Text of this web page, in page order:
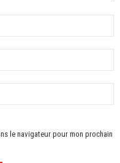
le navigateur pour mon prochain